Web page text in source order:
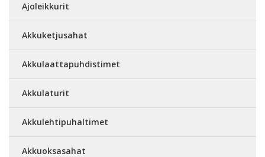
Ajoleikkurit
Akkuketjusahat
Akkulaattapuhdistimet
Akkulaturit
Akkulehtipuhaltimet
Akkuoksasahat